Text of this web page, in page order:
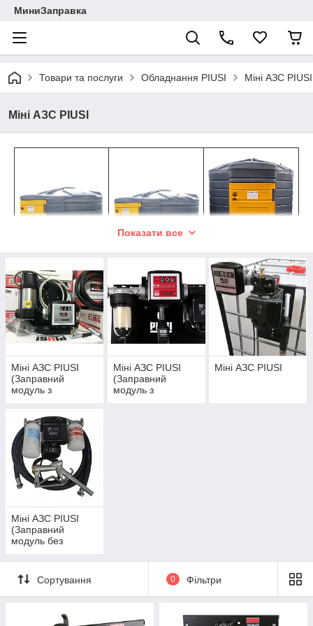
МиниЗаправка
Товари та послуги Обладнання PIUSI Міні АЗС PIUSI
Міні АЗС PIUSI
Резервуар для
Міні-АЗС Swimer
3500 FUDPS
75 000 грн.
Міні АЗС Swimer
5000 FUDPS
Ціну уточнюйте
В наявності
Ємність для
дизеляМиниАЗС
Swimer 7500
FUDPS
105 000 грн.
Міні АЗС для
дизельного
палива
135 000 грн.
палива
Міні заправка
40 000 грн.
Показати все
Міні АЗС PIUSI
(Заправний
модуль з
Міні АЗС PIUSI
(Заправний
модуль з
Міні АЗС PIUSI
Міні АЗС PIUSI
(Заправний
модуль без
Сортування 0 Фільтри